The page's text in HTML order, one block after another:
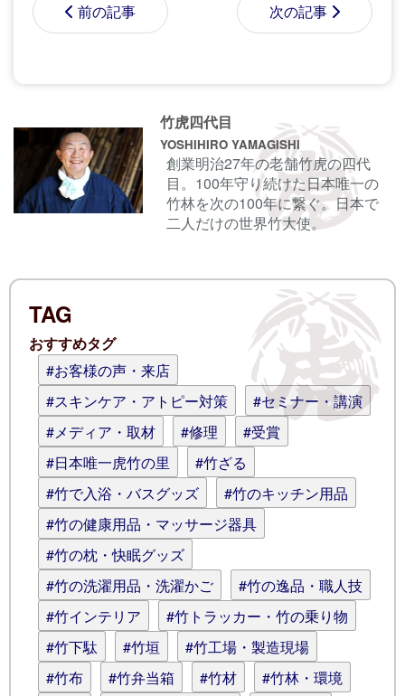
前の記事 次の記事
コメントする前にサインイン
ます。
名前
コメント (スタイル用のHTMLタグを使
えます)
竹虎四代目
YOSHIHIRO YAMAGISHI
創業明治27年の老舗竹虎の四代
目。100年守り続けた日本唯一の
竹林を次の100年に繋ぐ。日本で
二人だけの世界竹大使。
TAG
おすすめタグ
#お客様の声・来店
#スキンケア・アトピー対策
#セミナー・講演
#メディア・取材
#修理
#受賞
#日本唯一虎竹の里
#竹ざる
#竹で入浴・バスグッズ
#竹のキッチン用品
#竹の健康用品・マッサージ器具
#竹の枕・快眠グッズ
#竹の洗濯用品・洗濯かご
#竹の逸品・職人技
#竹インテリア
#竹トラッカー・竹の乗り物
#竹下駄
#竹垣
#竹工場・製造現場
#竹布
#竹弁当箱 #竹材
#竹林・環境